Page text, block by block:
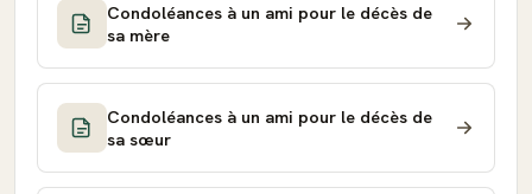
Condoléances à un ami pour le décès de
sa mère
Condoléances à un ami pour le décès de
sa sœur